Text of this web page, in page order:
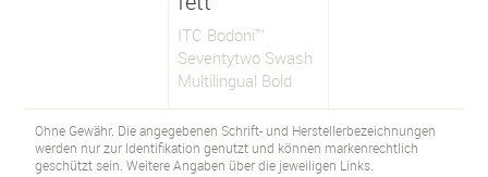
ITC Bodoni™
Seventytwo Swash
Multilingual Bold
Ohne Gewähr. Die angegebenen Schrift- und Herstellerbezeichnungen
werden nur zur Identifikation genutzt und können markenrechtlich
geschützt sein. Weitere Angaben über die jeweiligen Links.